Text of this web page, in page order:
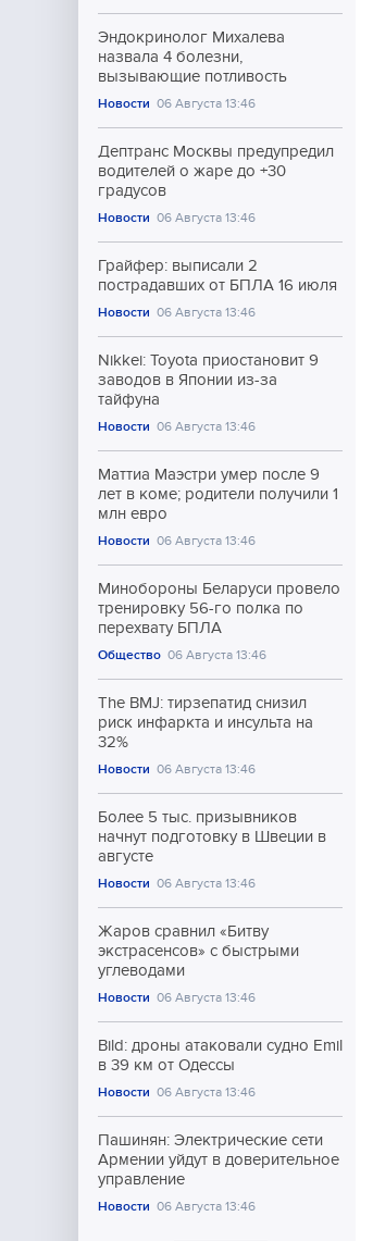
Эндокринолог Михалева
назвала 4 болезни,
вызывающие потливость
Новости 06 Августа 13:46
Дептранс Москвы предупредил
водителей о жаре до +30
градусов
Новости 06 Августа 13:46
Грайфер: выписали 2
пострадавших от БПЛА 16 июля
Новости 06 Августа 13:46
Nikkei: Toyota приостановит 9
заводов в Японии из-за
тайфуна
Новости 06 Августа 13:46
Маттиа Маэстри умер после 9
лет в коме; родители получили 1
млн евро
Новости 06 Августа 13:46
Минобороны Беларуси провело
тренировку 56-го полка по
перехвату БПЛА
Общество 06 Августа 13:46
The BMJ: тирзепатид снизил
риск инфаркта и инсульта на
32%
Новости 06 Августа 13:46
Более 5 тыс. призывников
начнут подготовку в Швеции в
августе
Новости 06 Августа 13:46
Жаров сравнил «Битву
экстрасенсов» с быстрыми
углеводами
Новости 06 Августа 13:46
Bild: дроны атаковали судно Emil
в 39 км от Одессы
Новости 06 Августа 13:46
Пашинян: Электрические сети
Армении уйдут в доверительное
управление
Новости 06 Августа 13:46